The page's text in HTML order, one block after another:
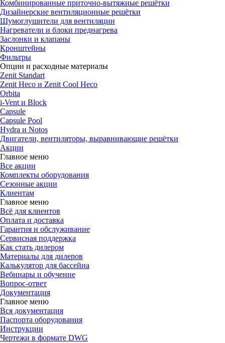
Комбинированные приточно-вытяжные решётки
Дизайнерские вентиляционные решётки
Шумоглушители для вентиляции
Нагреватели и блоки преднагрева
Заслонки и клапаны
Кронштейны
Фильтры
Опции и расходные материалы
Zenit Standart
Zenit Heco и Zenit Cool Heco
Orbita
i-Vent и Block
Capsule
Capsule Pool
Hydra и Notos
Двигатели, вентиляторы, выравнивающие решётки
Акции
Главное меню
Все акции
Комплекты оборудования
Сезонные акции
Клиентам
Главное меню
Всё для клиентов
Оплата и доставка
Гарантия и обслуживание
Сервисная поддержка
Как стать дилером
Материалы для дилеров
Калькулятор для бассейна
Вебинары и обучение
Вопрос-ответ
Документация
Главное меню
Вся документация
Паспорта оборудования
Инструкции
Чертежи в формате DWG